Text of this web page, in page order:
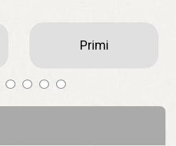
Primi